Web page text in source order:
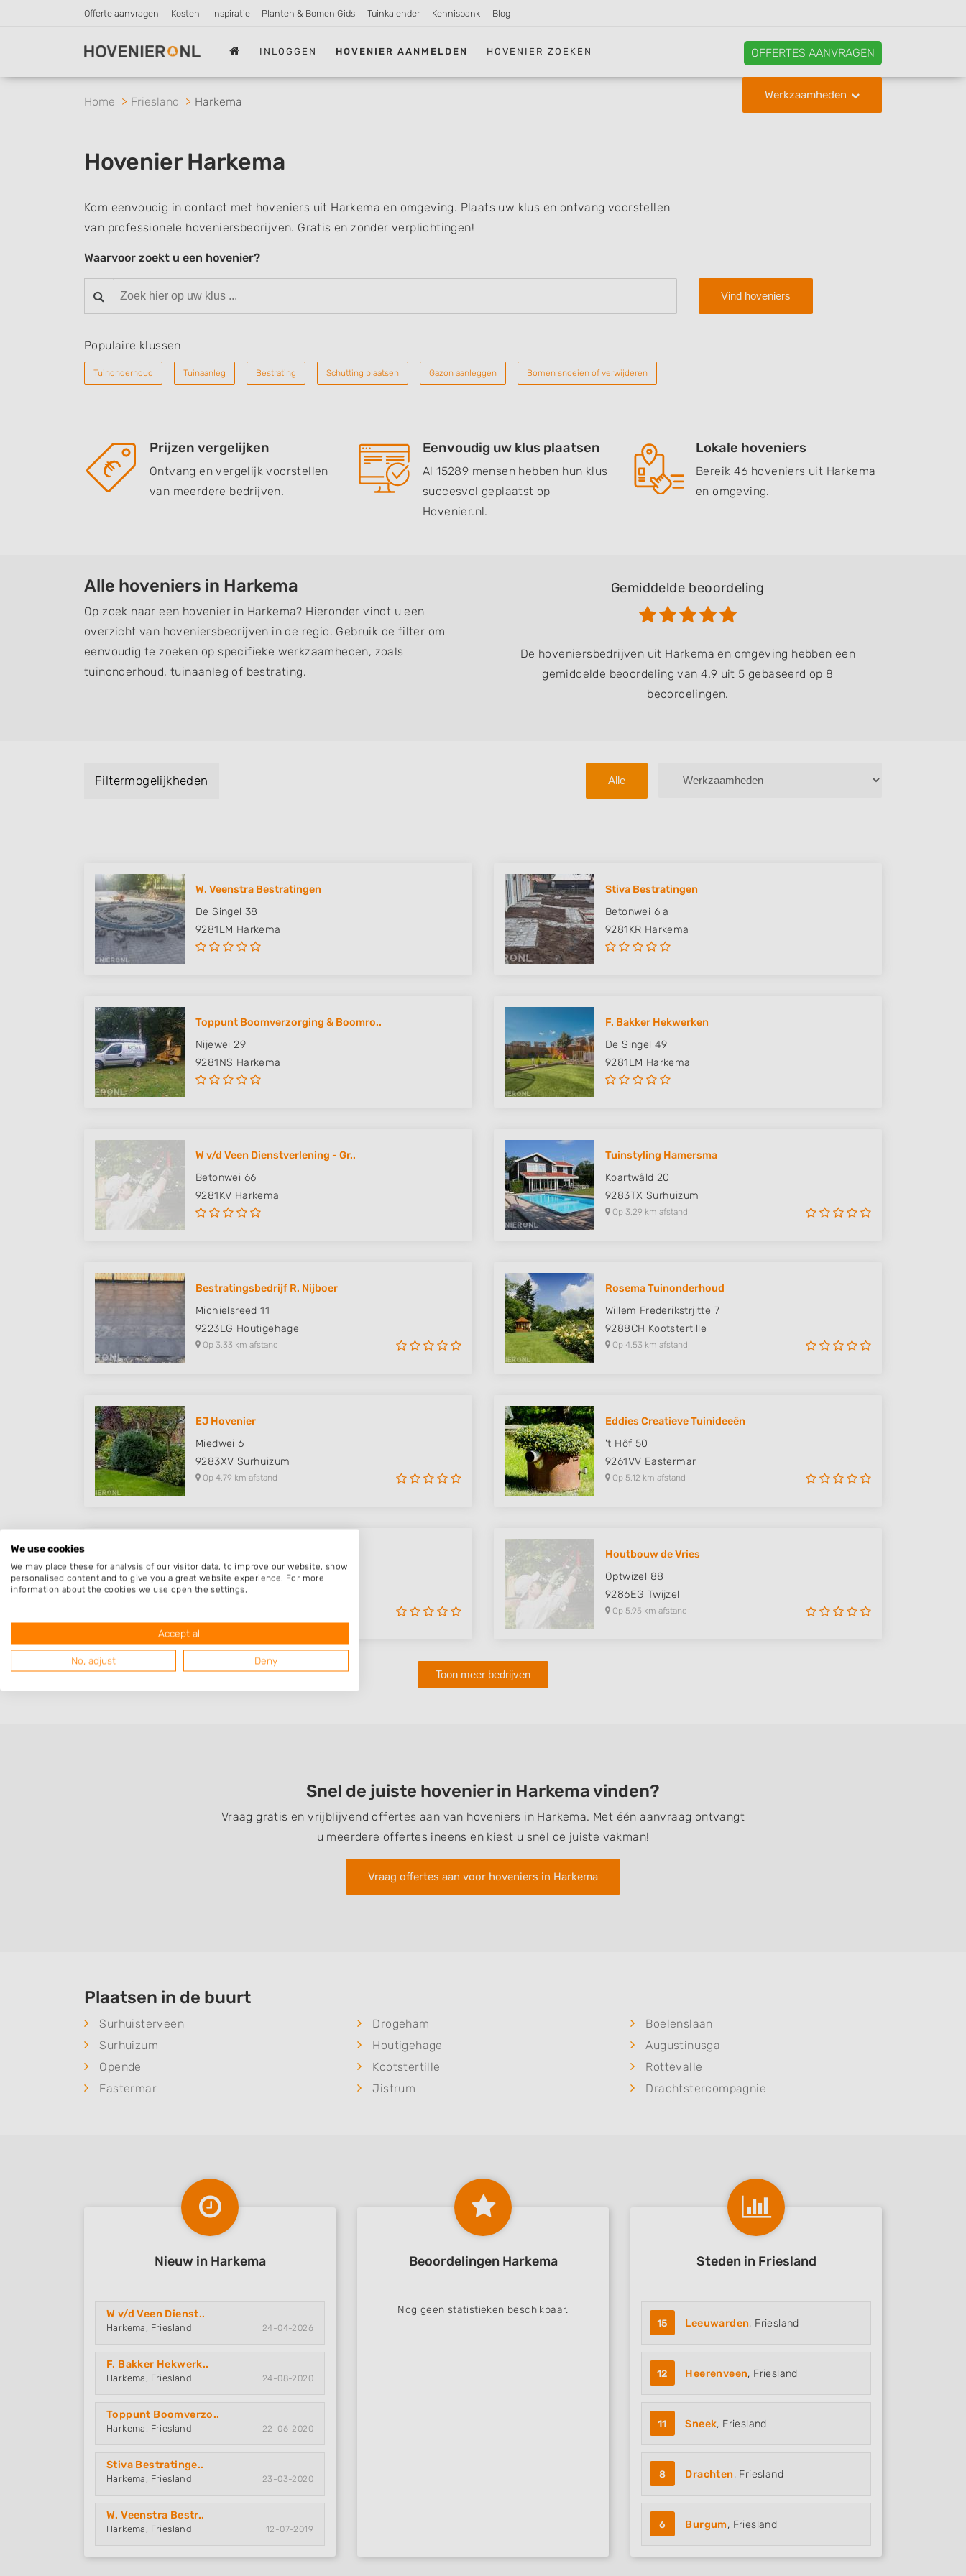
Offerte aanvragen Kosten Inspiratie Planten & Bomen Gids Tuinkalender Kennisbank Blog
INLOGGEN HOVENIER AANMELDEN HOVENIER ZOEKEN OFFERTES AANVRAGEN
Werkzaamheden
Home Friesland Harkema
Hovenier Harkema
Kom eenvoudig in contact met hoveniers uit Harkema en omgeving. Plaats uw klus en ontvang voorstellen
van professionele hoveniersbedrijven. Gratis en zonder verplichtingen!
Waarvoor zoekt u een hovenier?
Vind hoveniers
Populaire klussen
Tuinonderhoud Tuinaanleg Bestrating Schutting plaatsen Gazon aanleggen Bomen snoeien of verwijderen
Prijzen vergelijken
Ontvang en vergelijk voorstellen
van meerdere bedrijven.
Eenvoudig uw klus plaatsen
Al 15289 mensen hebben hun klus
succesvol geplaatst op
Hovenier.nl.
Lokale hoveniers
Bereik 46 hoveniers uit Harkema
en omgeving.
Alle hoveniers in Harkema
Op zoek naar een hovenier in Harkema? Hieronder vindt u een
overzicht van hoveniersbedrijven in de regio. Gebruik de filter om
eenvoudig te zoeken op specifieke werkzaamheden, zoals
tuinonderhoud, tuinaanleg of bestrating.
Gemiddelde beoordeling
De hoveniersbedrijven uit Harkema en omgeving hebben een
gemiddelde beoordeling van 4.9 uit 5 gebaseerd op 8
beoordelingen.
Filtermogelijkheden Alle
W. Veenstra Bestratingen
De Singel 38
9281LM Harkema
Stiva Bestratingen
Betonwei 6 a
9281KR Harkema
Toppunt Boomverzorging & Boomro..
Nijewei 29
9281NS Harkema
F. Bakker Hekwerken
De Singel 49
9281LM Harkema
W v/d Veen Dienstverlening - Gr..
Betonwei 66
9281KV Harkema
Tuinstyling Hamersma
Koartwâld 20
9283TX Surhuizum
Op 3,29 km afstand
Bestratingsbedrijf R. Nijboer
Michielsreed 11
9223LG Houtigehage
Op 3,33 km afstand
Rosema Tuinonderhoud
Willem Frederikstrjitte 7
9288CH Kootstertille
Op 4,53 km afstand
EJ Hovenier
Miedwei 6
9283XV Surhuizum
Op 4,79 km afstand
Eddies Creatieve Tuinideeën
't Hôf 50
9261VV Eastermar
Op 5,12 km afstand
Peebosserdwarsweg 6
9863TL Doezum
Houtbouw de Vries
Optwizel 88
9286EG Twijzel
Op 5,95 km afstand
Toon meer bedrijven
Snel de juiste hovenier in Harkema vinden?
Vraag gratis en vrijblijvend offertes aan van hoveniers in Harkema. Met één aanvraag ontvangt
u meerdere offertes ineens en kiest u snel de juiste vakman!
Vraag offertes aan voor hoveniers in Harkema
Plaatsen in de buurt
Surhuisterveen Drogeham
Boelenslaan
Surhuizum
Houtigehage
Augustinusga
Opende
Kootstertille
Rottevalle
Eastermar
Jistrum Drachtstercompagnie
Nieuw in Harkema
W v/d Veen Dienst..
Harkema, Friesland 24-04-2026
F. Bakker Hekwerk..
Harkema, Friesland 24-08-2020
Toppunt Boomverzo..
Harkema, Friesland 22-06-2020
Stiva Bestratinge..
Harkema, Friesland 23-03-2020
W. Veenstra Bestr..
Harkema, Friesland 12-07-2019
Beoordelingen Harkema
Nog geen statistieken beschikbaar.
Steden in Friesland
15 Leeuwarden, Friesland
12 Heerenveen, Friesland
11 Sneek, Friesland
8 Drachten, Friesland
6 Burgum, Friesland
We use cookies
We may place these for analysis of our visitor data, to improve our website, show
personalised content and to give you a great website experience. For more
information about the cookies we use open the settings.
Accept all
No, adjust Deny